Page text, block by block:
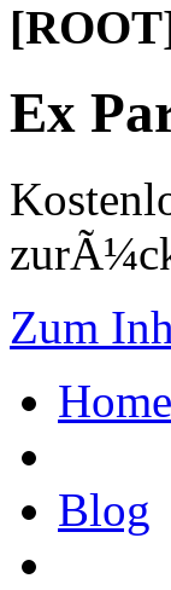
Ex
Zum
Home
Blog